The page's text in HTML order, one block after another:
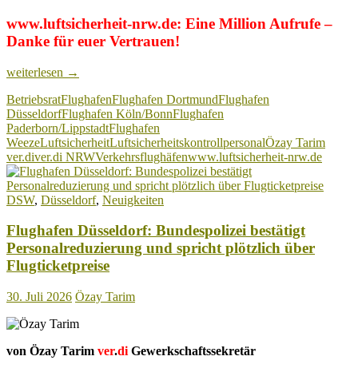
www.luftsicherheit-nrw.de: Eine Million Aufrufe –
Danke für euer Vertrauen!
www.luftsicherheit-
Eine
Million
Aufrufe
–
Danke
für
euer
Vertrauen!
weiterlesen →
BetriebsratFlughafenFlughafen DortmundFlughafen
DüsseldorfFlughafen Köln/BonnFlughafen
Paderborn/LippstadtFlughafen
WeezeLuftsicherheitLuftsicherheitskontrollpersonalÖzay Tarim
ver.diver.di NRWVerkehrsflughäfenwww.luftsicherheit-nrw.de
DSW, Düsseldorf, Neuigkeiten
Flughafen Düsseldorf: Bundespolizei bestätigt
Personalreduzierung und spricht plötzlich über
Flugticketpreise
30. Juli 2026 Özay Tarim
von Özay Tarim ver.di Gewerkschaftssekretär